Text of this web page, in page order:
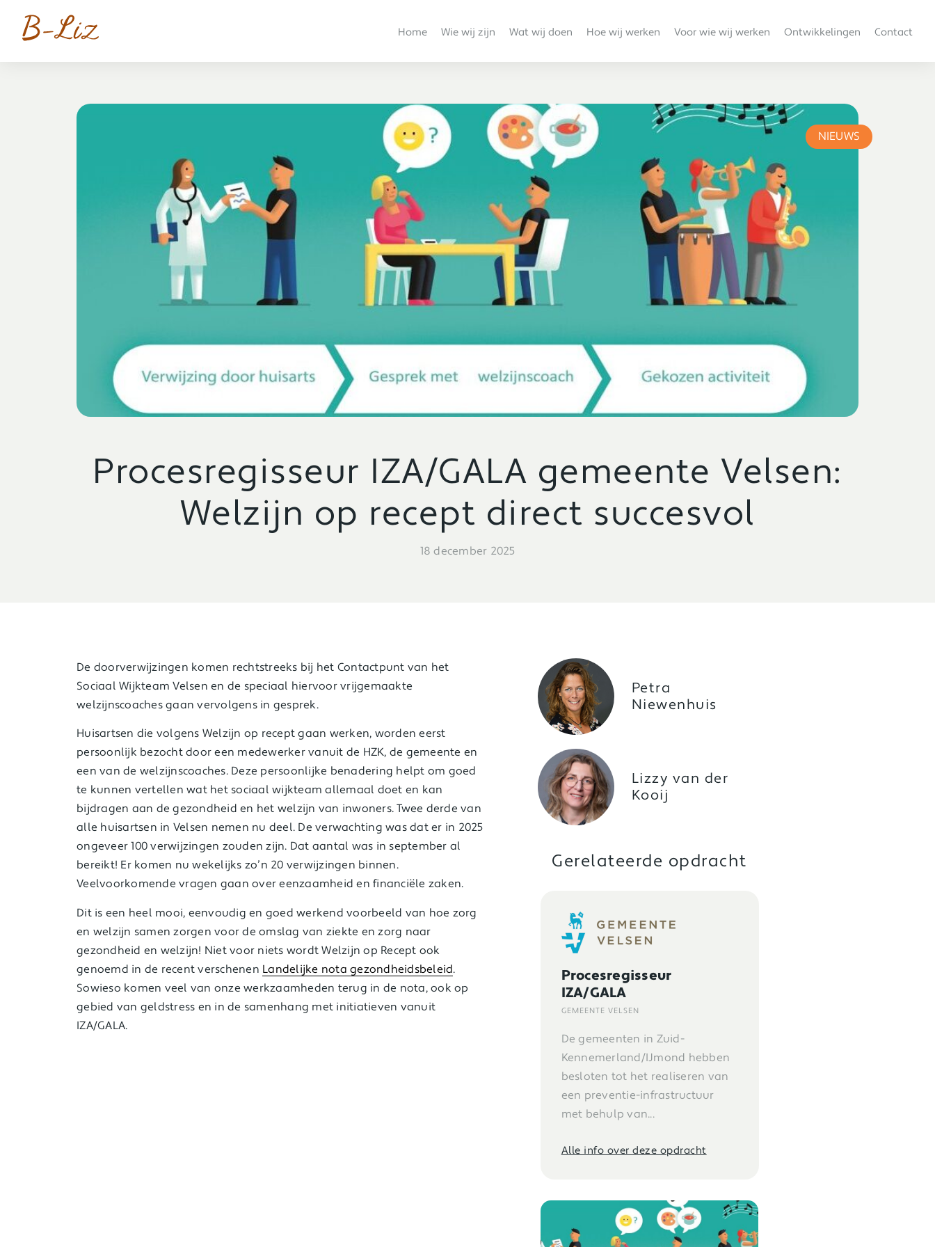
Home Wie wij zijn Wat wij doen Hoe wij werken Voor wie wij werken Ontwikkelingen Contact
NIEUWS
Procesregisseur IZA/GALA gemeente Velsen:
Welzijn op recept direct succesvol
18 december 2025
De doorverwijzingen komen rechtstreeks bij het Contactpunt van het
Sociaal Wijkteam Velsen en de speciaal hiervoor vrijgemaakte
welzijnscoaches gaan vervolgens in gesprek.
Huisartsen die volgens Welzijn op recept gaan werken, worden eerst
persoonlijk bezocht door een medewerker vanuit de HZK, de gemeente en
een van de welzijnscoaches. Deze persoonlijke benadering helpt om goed
te kunnen vertellen wat het sociaal wijkteam allemaal doet en kan
bijdragen aan de gezondheid en het welzijn van inwoners. Twee derde van
alle huisartsen in Velsen nemen nu deel. De verwachting was dat er in 2025
ongeveer 100 verwijzingen zouden zijn. Dat aantal was in september al
bereikt! Er komen nu wekelijks zo’n 20 verwijzingen binnen.
Veelvoorkomende vragen gaan over eenzaamheid en financiële zaken.
Dit is een heel mooi, eenvoudig en goed werkend voorbeeld van hoe zorg
en welzijn samen zorgen voor de omslag van ziekte en zorg naar
gezondheid en welzijn! Niet voor niets wordt Welzijn op Recept ook
genoemd in de recent verschenen Landelijke nota gezondheidsbeleid.
Sowieso komen veel van onze werkzaamheden terug in de nota, ook op
gebied van geldstress en in de samenhang met initiatieven vanuit
IZA/GALA.
Petra
Niewenhuis
Lizzy van der
Kooij
Gerelateerde opdracht
Procesregisseur
IZA/GALA
GEMEENTE VELSEN
De gemeenten in Zuid-
Kennemerland/IJmond hebben
besloten tot het realiseren van
een preventie-infrastructuur
met behulp van...
Alle info over deze opdracht